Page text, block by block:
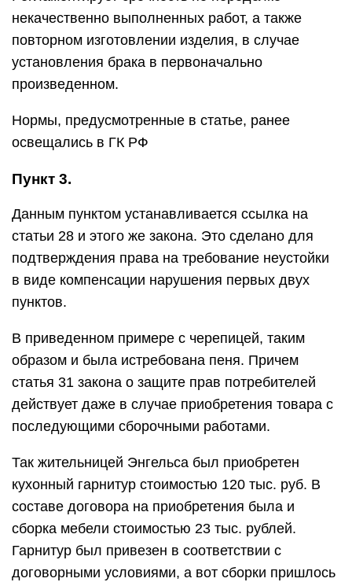
некачественно выполненных работ, а также
повторном изготовлении изделия, в случае
установления брака в первоначально
произведенном.
Нормы, предусмотренные в статье, ранее
освещались в ГК РФ
Пункт 3.
Данным пунктом устанавливается ссылка на
статьи 28 и этого же закона. Это сделано для
подтверждения права на требование неустойки
в виде компенсации нарушения первых двух
пунктов.
В приведенном примере с черепицей, таким
образом и была истребована пеня. Причем
статья 31 закона о защите прав потребителей
действует даже в случае приобретения товара с
последующими сборочными работами.
Так жительницей Энгельса был приобретен
кухонный гарнитур стоимостью 120 тыс. руб. В
составе договора на приобретения была и
сборка мебели стоимостью 23 тыс. рублей.
Гарнитур был привезен в соответствии с
договорными условиями, а вот сборки пришлось